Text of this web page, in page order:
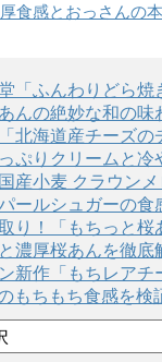
食感とおっさんの
「ふんわりどら焼
んの絶妙な和の味
北海道産チーズ
ぷりクリームと冷
産小麦 クラウン
ールシュガーの食
り！「もちっと
濃厚桜あんを徹底
新作「もちレアチ
もちもち食感を検